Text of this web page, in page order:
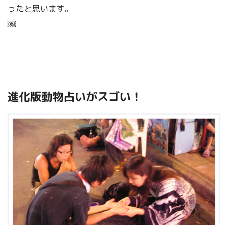
ったと思います。
￼
進化版動物占いがスゴい！